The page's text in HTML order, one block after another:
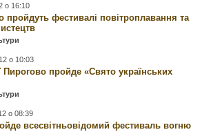
о 16:10
пройдуть фестивалі повітроплавання та
о 10:03
Пирогово пройде «Свято українських
о 08:39
всесвітньовідомий фестиваль вогню